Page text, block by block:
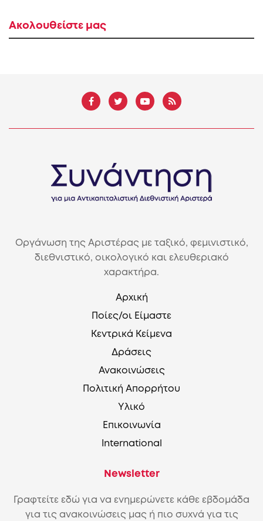
Ακολουθείστε μας
Οργάνωση της Αριστέρας με ταξικό, φεμινιστικό,
διεθνιστικό, οικολογικό και ελευθεριακό
χαρακτήρα.
Αρχική
Ποίες/οι Είμαστε
Κεντρικά Κείμενα
Δράσεις
Ανακοινώσεις
Πολιτική Απορρήτου
Υλικό
Επικοινωνία
International
Newsletter
Γραφτείτε εδώ για να ενημερώνετε κάθε εβδομάδα
για τις ανακοινώσεις μας ή πιο συχνά για τις